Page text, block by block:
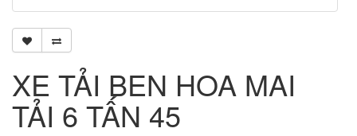
XE TẢI BEN HOA MAI
TẢI 6 TẤN 45